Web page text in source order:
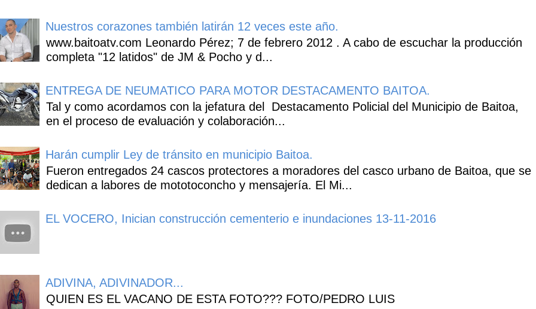
Nuestros corazones también latirán 12 veces este año.
www.baitoatv.com Leonardo Pérez; 7 de febrero 2012 . A cabo de escuchar la producción
completa "12 latidos" de JM & Pocho y d...
ENTREGA DE NEUMATICO PARA MOTOR DESTACAMENTO BAITOA.
Tal y como acordamos con la jefatura del Destacamento Policial del Municipio de Baitoa,
en el proceso de evaluación y colaboración...
Harán cumplir Ley de tránsito en municipio Baitoa.
Fueron entregados 24 cascos protectores a moradores del casco urbano de Baitoa, que se
dedican a labores de mototoconcho y mensajería. El Mi...
EL VOCERO, Inician construcción cementerio e inundaciones 13-11-2016
ADIVINA, ADIVINADOR...
QUIEN ES EL VACANO DE ESTA FOTO??? FOTO/PEDRO LUIS